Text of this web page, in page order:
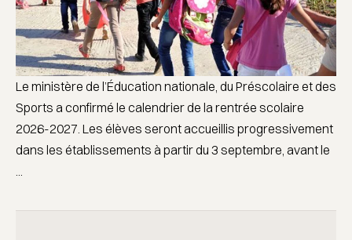
Le ministère de l’Éducation nationale, du Préscolaire et des
Sports a confirmé le calendrier de la rentrée scolaire
2026-2027. Les élèves seront accueillis progressivement
dans les établissements à partir du 3 septembre, avant le